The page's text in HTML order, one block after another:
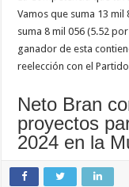
Vamos que suma 13 mil
suma 8 mil 056 (5.52
ganador de esta
reelección con el
Neto Bran
proyectos
2024 en la